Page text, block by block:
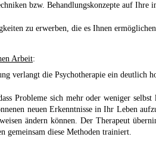
bzw. Behandlungskonzepte auf
zu erwerben, die es Ihnen
Arbeit:
verlangt die Psychotherapie ein deutlich
Probleme sich mehr oder weniger
neuen Erkenntnisse in Ihr Leben
ändern können. Der Therapeut
gemeinsam diese Methoden trainiert.